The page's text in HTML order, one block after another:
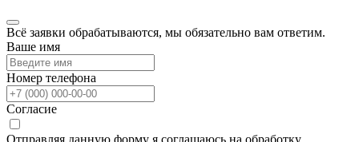
Всё заявки обрабатываются, мы обязательно вам ответим.
Ваше имя
Номер телефона
Согласие